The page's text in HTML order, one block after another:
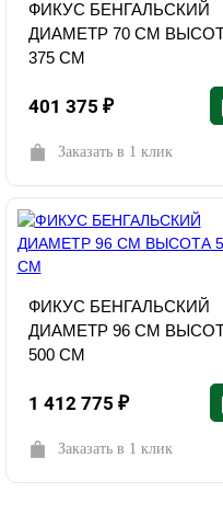
ФИКУС БЕНГАЛЬСКИЙ
ДИАМЕТР 70 СМ
375 СМ
401 375 ₽
Заказать в 1 клик
ФИКУС БЕНГАЛЬСКИЙ
ДИАМЕТР 96 СМ
500 СМ
1 412 775 ₽
Заказать в 1 клик